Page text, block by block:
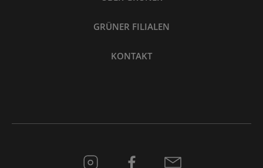
GRÜNER FILIALEN
KONTAKT